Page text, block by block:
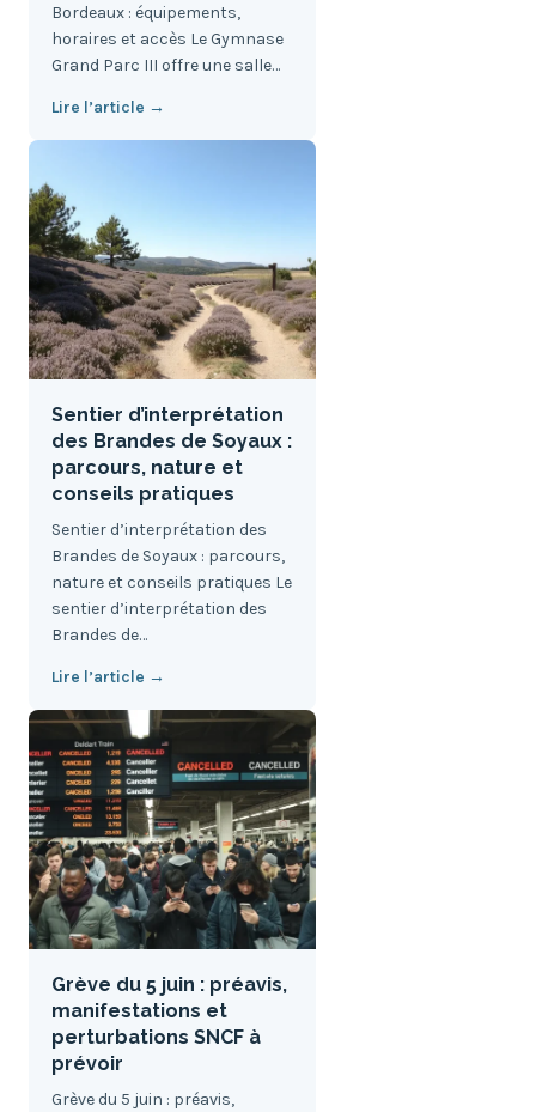
Bordeaux : équipements,
horaires et accès Le Gymnase
Grand Parc III offre une salle…
Lire l’article →
Sentier d’interprétation
des Brandes de Soyaux :
parcours, nature et
conseils pratiques
Sentier d’interprétation des
Brandes de Soyaux : parcours,
nature et conseils pratiques Le
sentier d’interprétation des
Brandes de…
Lire l’article →
Grève du 5 juin : préavis,
manifestations et
perturbations SNCF à
prévoir
Grève du 5 juin : préavis,